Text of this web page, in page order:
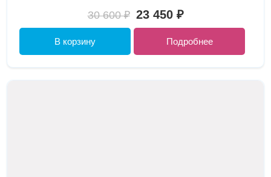
30 600 ₽ 23 450 ₽
В корзину Подробнее